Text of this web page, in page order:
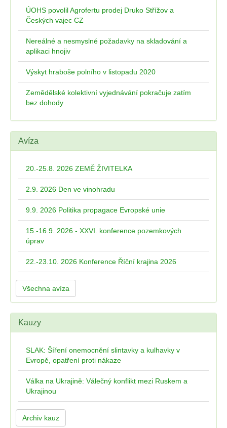
ÚOHS povolil Agrofertu prodej Druko Střížov a
Českých vajec CZ
Nereálné a nesmyslné požadavky na skladování a
aplikaci hnojiv
Výskyt hraboše polního v listopadu 2020
Zemědělské kolektivní vyjednávání pokračuje zatím
bez dohody
Avíza
20.-25.8. 2026 ZEMĚ ŽIVITELKA
2.9. 2026 Den ve vinohradu
9.9. 2026 Politika propagace Evropské unie
15.-16.9. 2026 - XXVI. konference pozemkových
úprav
22.-23.10. 2026 Konference Říční krajina 2026
Všechna avíza
Kauzy
SLAK: Šíření onemocnění slintavky a kulhavky v
Evropě, opatření proti nákaze
Válka na Ukrajině: Válečný konflikt mezi Ruskem a
Ukrajinou
Archiv kauz